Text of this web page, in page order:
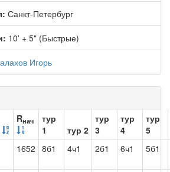
Санкт-Петербург
10' + 5" (Быстрые)
Игорь
Rнач
тур
1
тур 2
тур
3
тур
4
тур
5
1652 8б1 4ч1 2б1 6ч1 5б1